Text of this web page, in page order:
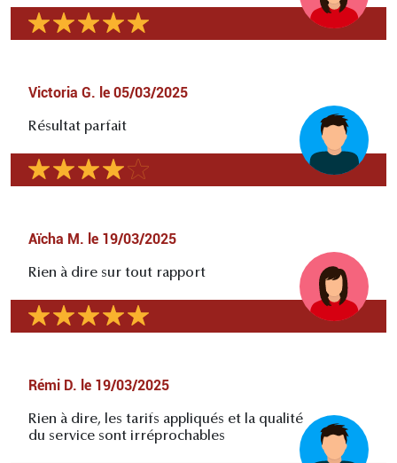
Victoria G. le 05/03/2025
Résultat parfait
Aïcha M. le 19/03/2025
Rien à dire sur tout rapport
Rémi D. le 19/03/2025
Rien à dire, les tarifs appliqués et la qualité
du service sont irréprochables